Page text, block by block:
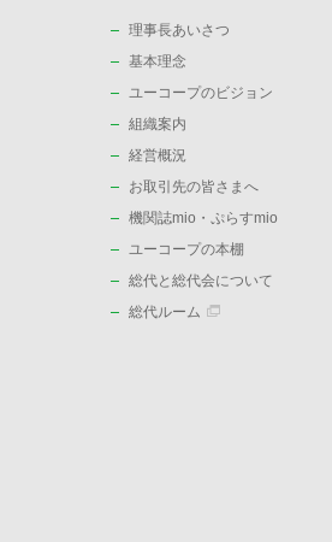
理事長あいさつ
基本理念
ユーコープのビジョン
組織案内
経営概況
お取引先の皆さまへ
機関誌mio・ぷらすmio
ユーコープの本棚
総代と総代会について
総代ルーム